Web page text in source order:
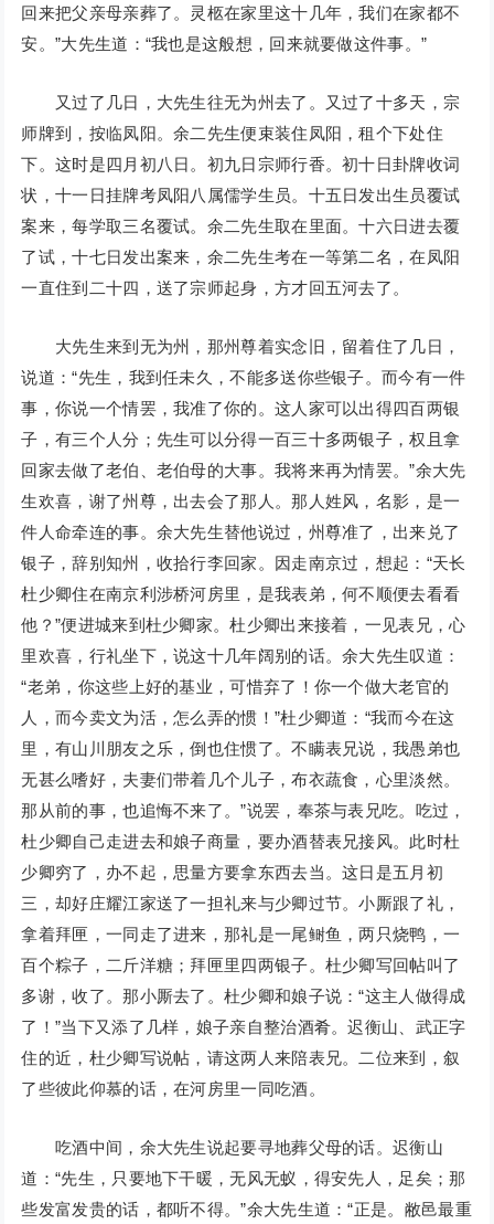
回来把父亲母亲葬了。灵柩在家里这十几年，我们在家都不
安。”大先生道：“我也是这般想，回来就要做这件事。”
又过了几日，大先生往无为州去了。又过了十多天，宗
师牌到，按临凤阳。余二先生便束装住凤阳，租个下处住
下。这时是四月初八日。初九日宗师行香。初十日卦牌收词
状，十一日挂牌考凤阳八属儒学生员。十五日发出生员覆试
案来，每学取三名覆试。余二先生取在里面。十六日进去覆
了试，十七日发出案来，余二先生考在一等第二名，在凤阳
一直住到二十四，送了宗师起身，方才回五河去了。
大先生来到无为州，那州尊着实念旧，留着住了几日，
说道：“先生，我到任未久，不能多送你些银子。而今有一件
事，你说一个情罢，我准了你的。这人家可以出得四百两银
子，有三个人分；先生可以分得一百三十多两银子，权且拿
回家去做了老伯、老伯母的大事。我将来再为情罢。”余大先
生欢喜，谢了州尊，出去会了那人。那人姓风，名影，是一
件人命牵连的事。余大先生替他说过，州尊准了，出来兑了
银子，辞别知州，收拾行李回家。因走南京过，想起：“天长
杜少卿住在南京利涉桥河房里，是我表弟，何不顺便去看看
他？”便进城来到杜少卿家。杜少卿出来接着，一见表兄，心
里欢喜，行礼坐下，说这十几年阔别的话。余大先生叹道：
“老弟，你这些上好的基业，可惜弃了！你一个做大老官的
人，而今卖文为活，怎么弄的惯！”杜少卿道：“我而今在这
里，有山川朋友之乐，倒也住惯了。不瞒表兄说，我愚弟也
无甚么嗜好，夫妻们带着几个儿子，布衣蔬食，心里淡然。
那从前的事，也追悔不来了。”说罢，奉茶与表兄吃。吃过，
杜少卿自己走进去和娘子商量，要办酒替表兄接风。此时杜
少卿穷了，办不起，思量方要拿东西去当。这日是五月初
三，却好庄耀江家送了一担礼来与少卿过节。小厮跟了礼，
拿着拜匣，一同走了进来，那礼是一尾鲥鱼，两只烧鸭，一
百个粽子，二斤洋糖；拜匣里四两银子。杜少卿写回帖叫了
多谢，收了。那小厮去了。杜少卿和娘子说：“这主人做得成
了！”当下又添了几样，娘子亲自整治酒肴。迟衡山、武正字
住的近，杜少卿写说帖，请这两人来陪表兄。二位来到，叙
了些彼此仰慕的话，在河房里一同吃酒。
吃酒中间，余大先生说起要寻地葬父母的话。迟衡山
道：“先生，只要地下干暖，无风无蚁，得安先人，足矣；那
些发富发贵的话，都听不得。”余大先生道：“正是。敝邑最重